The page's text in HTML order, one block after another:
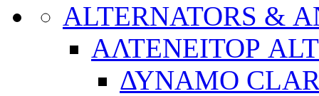
ALTERNATORS &
ΑΛΤΕΝΕΙΤΟΡ
ΔΥΝΑΜΟ